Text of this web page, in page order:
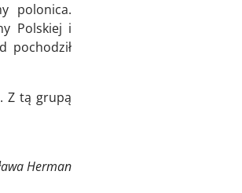
polonica.
Polskiej i
pochodził
Z tą grupą
Herman